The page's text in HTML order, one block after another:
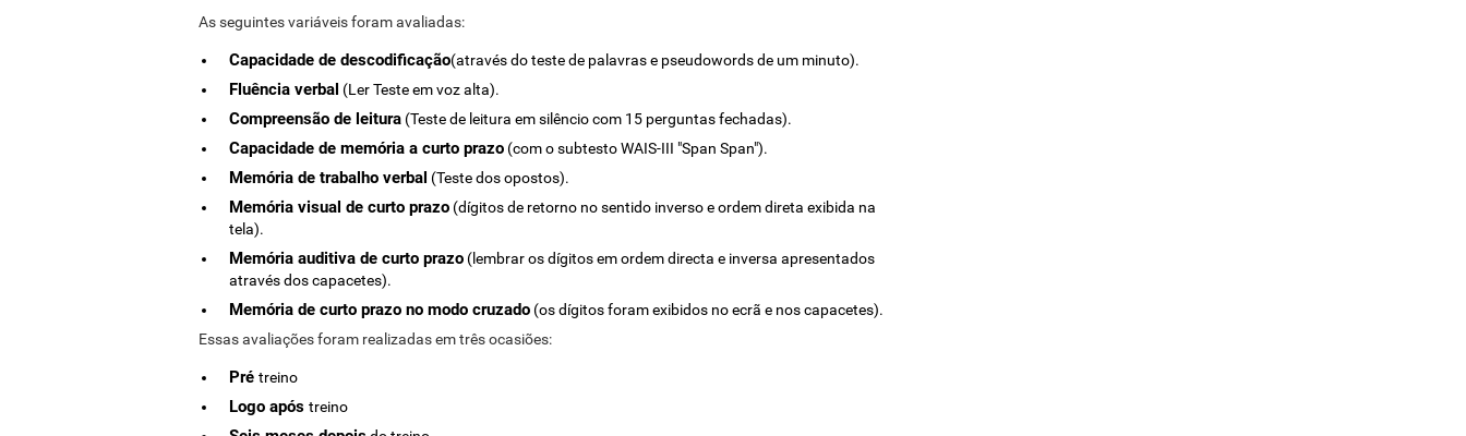
As seguintes variáveis ​​foram avaliadas:
Capacidade de descodificação(através do teste de palavras e pseudowords de um minuto).
Fluência verbal (Ler Teste em voz alta).
Compreensão de leitura (Teste de leitura em silêncio com 15 perguntas fechadas).
Capacidade de memória a curto prazo (com o subtesto WAIS-III "Span Span").
Memória de trabalho verbal (Teste dos opostos).
Memória visual de curto prazo (dígitos de retorno no sentido inverso e ordem direta exibida na
tela).
Memória auditiva de curto prazo (lembrar os dígitos em ordem directa e inversa apresentados
através dos capacetes).
Memória de curto prazo no modo cruzado (os dígitos foram exibidos no ecrã e nos capacetes).
Essas avaliações foram realizadas em três ocasiões:
Pré treino
Logo após treino